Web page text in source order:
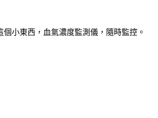
小東西，血氣濃度監測儀，隨時監控。